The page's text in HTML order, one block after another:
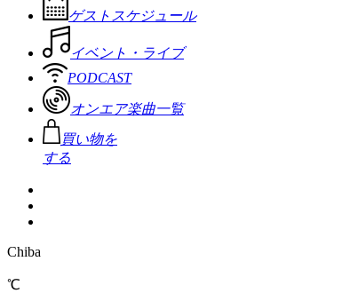
ゲストスケジュール
イベント・ライブ
PODCAST
オンエア楽曲一覧
買い物を
する
Chiba
℃